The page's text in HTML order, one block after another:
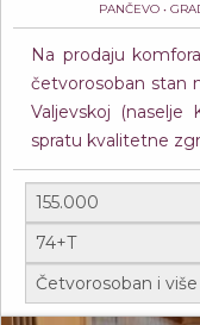
PANČEVO •
Na prodaju
četvorosoban stan
Valjevskoj
spratu kvalitetne